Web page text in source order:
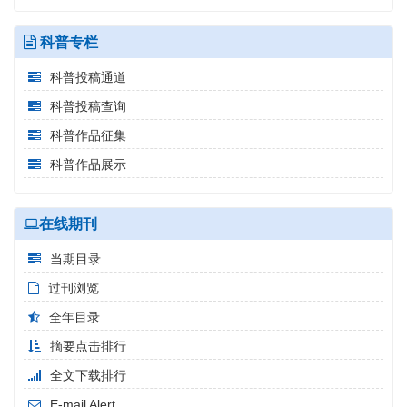
科普专栏
科普投稿通道
科普投稿查询
科普作品征集
科普作品展示
在线期刊
当期目录
过刊浏览
全年目录
摘要点击排行
全文下载排行
E-mail Alert